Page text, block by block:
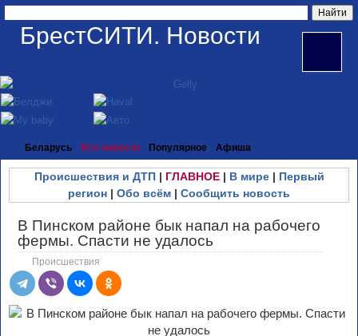
БрестСИТИ. Новости
Беларусь Все новости Популярное Афиша
Происшествия и ДТП| ГЛАВНОЕ| В мире| Первый
регион | Обо всём | Сообщить новость
В Пинском районе бык напал на рабочего
фермы. Спасти не удалось
Происшествия